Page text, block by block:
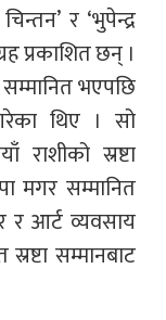
र ‘भुपेन्द्र
प्रकाशित छन् ।
भएपछि
थिए । सो
स्रष्टा
मगर सम्मानित
र आर्ट व्यवसाय
सम्मानबाट